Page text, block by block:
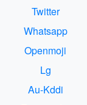
Twitter
Whatsapp
Openmoji
Lg
Au-Kddi